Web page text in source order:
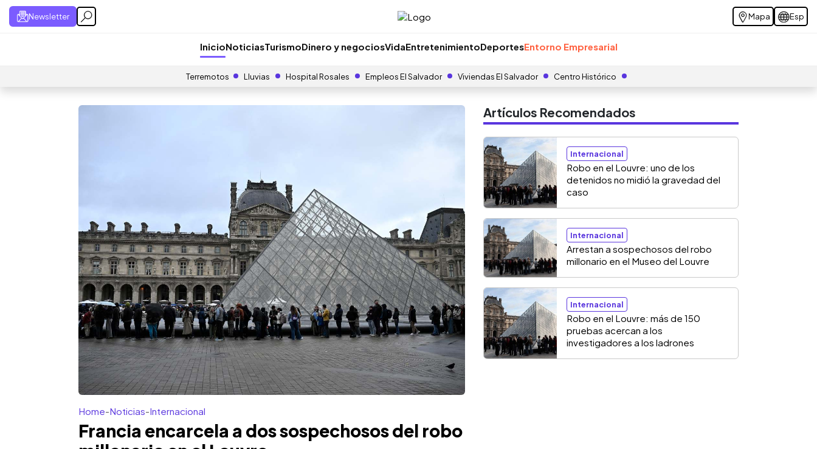
Newsletter Mapa Esp
InicioNoticiasTurismoDinero y negociosVidaEntretenimientoDeportesEntorno Empresarial
Terremotos Lluvias Hospital Rosales Empleos El Salvador Viviendas El Salvador Centro Histórico
Home-Noticias-Internacional
Francia encarcela a dos sospechosos del robo
Artículos Recomendados
Internacional
Robo en el Louvre: uno de los
detenidos no midió la gravedad del
caso
Internacional
Arrestan a sospechosos del robo
millonario en el Museo del Louvre
Internacional
Robo en el Louvre: más de 150
pruebas acercan a los
investigadores a los ladrones